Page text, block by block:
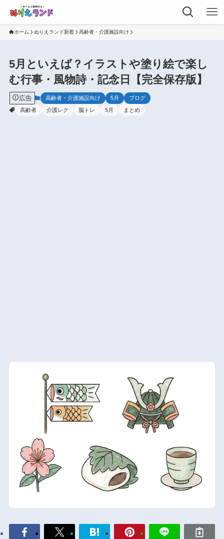
ホーム ぬりえランド新着 高齢者・介護施設向け
5月といえば？イラストや塗り絵で楽し
む行事・風物詩・記念日【完全保存版】
広告 高齢者・介護施設向け 5月
ブログ
高齢者
介護レク 脳トレ 5月 まとめ